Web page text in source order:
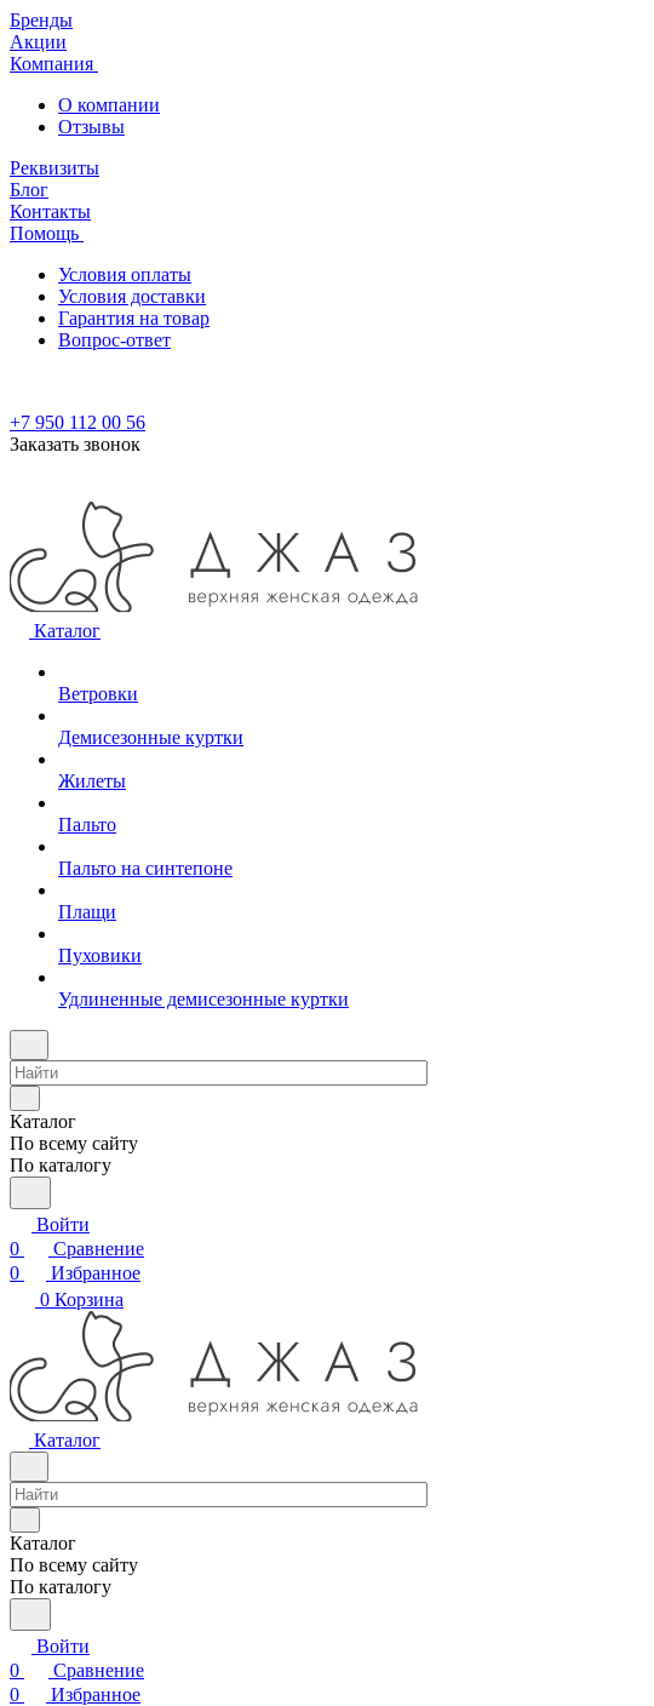
Бренды
Акции
Компания
О компании
Отзывы
Реквизиты
Блог
Контакты
Помощь
Условия оплаты
Условия доставки
Гарантия на товар
Вопрос-ответ
+7 950 112 00 56
Заказать звонок
Каталог
Ветровки
Демисезонные куртки
Жилеты
Пальто
Пальто на синтепоне
Плащи
Пуховики
Удлиненные демисезонные куртки
Каталог
По всему сайту
По каталогу
Войти
0
Сравнение
0
Избранное
0 Корзина
Каталог
Каталог
По всему сайту
По каталогу
Войти
0
Сравнение
0
Избранное